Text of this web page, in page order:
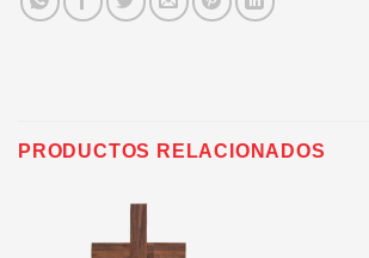
PRODUCTOS RELACIONADOS